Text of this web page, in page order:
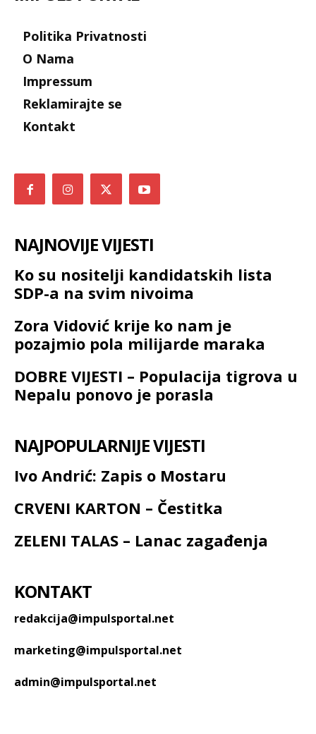
Politika Privatnosti
O Nama
Impressum
Reklamirajte se
Kontakt
NAJNOVIJE VIJESTI
Ko su nositelji kandidatskih lista
SDP-a na svim nivoima
Zora Vidović krije ko nam je
pozajmio pola milijarde maraka
DOBRE VIJESTI – Populacija tigrova u
Nepalu ponovo je porasla
NAJPOPULARNIJE VIJESTI
Ivo Andrić: Zapis o Mostaru
CRVENI KARTON – Čestitka
ZELENI TALAS – Lanac zagađenja
KONTAKT
redakcija@impulsportal.net
marketing@impulsportal.net
admin@impulsportal.net